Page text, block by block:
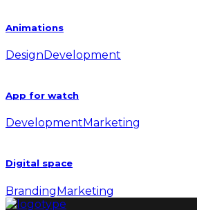
Animations
DesignDevelopment
App for watch
Development Marketing
Digital space
BrandingMarketing